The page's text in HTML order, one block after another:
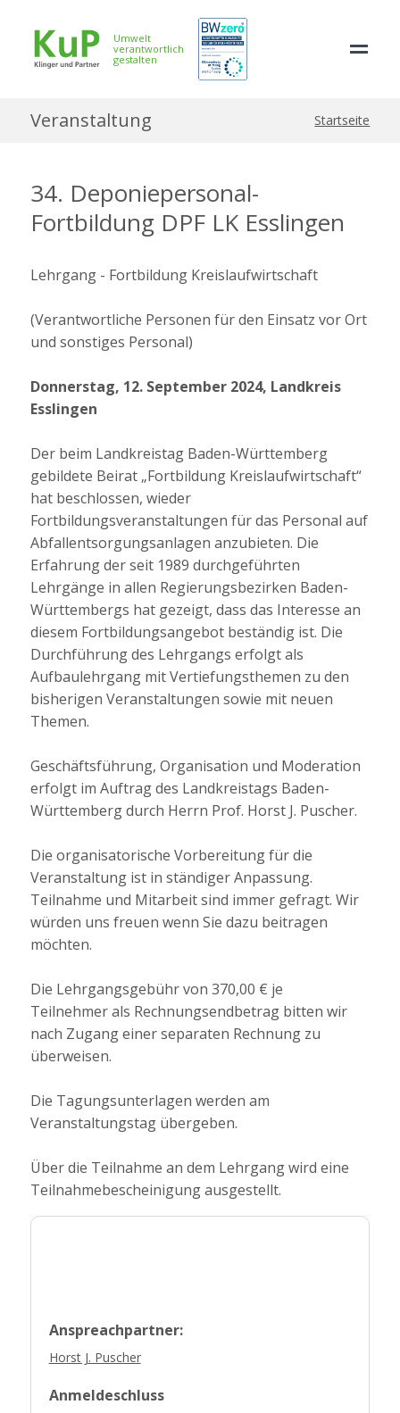
Umwelt
verantwortlich
gestalten
Veranstaltung Startseite
34. Deponiepersonal-
Fortbildung DPF LK Esslingen
Lehrgang - Fortbildung Kreislaufwirtschaft
(Verantwortliche Personen für den Einsatz vor Ort
und sonstiges Personal)
Donnerstag, 12. September 2024, Landkreis
Esslingen
Der beim Landkreistag Baden-Württemberg
gebildete Beirat „Fortbildung Kreislaufwirtschaft“
hat beschlossen, wieder
Fortbildungsveranstaltungen für das Personal auf
Abfallentsorgungsanlagen anzubieten. Die
Erfahrung der seit 1989 durchgeführten
Lehrgänge in allen Regierungsbezirken Baden-
Württembergs hat gezeigt, dass das Interesse an
diesem Fortbildungsangebot beständig ist. Die
Durchführung des Lehrgangs erfolgt als
Aufbaulehrgang mit Vertiefungsthemen zu den
bisherigen Veranstaltungen sowie mit neuen
Themen.
Geschäftsführung, Organisation und Moderation
erfolgt im Auftrag des Landkreistags Baden-
Württemberg durch Herrn Prof. Horst J. Puscher.
Die organisatorische Vorbereitung für die
Veranstaltung ist in ständiger Anpassung.
Teilnahme und Mitarbeit sind immer gefragt. Wir
würden uns freuen wenn Sie dazu beitragen
möchten.
Die Lehrgangsgebühr von 370,00 € je
Teilnehmer als Rechnungsendbetrag bitten wir
nach Zugang einer separaten Rechnung zu
überweisen.
Die Tagungsunterlagen werden am
Veranstaltungstag übergeben.
Über die Teilnahme an dem Lehrgang wird eine
Teilnahmebescheinigung ausgestellt.
Anspreachpartner:
Horst J. Puscher
Anmeldeschluss